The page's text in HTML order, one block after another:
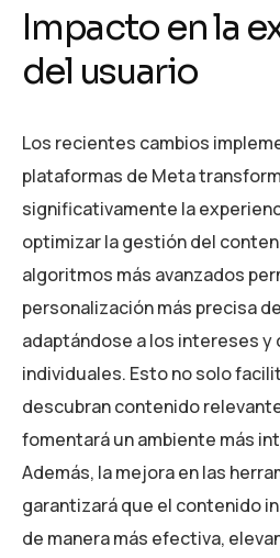
Impacto en la
del usuario
Los recientes cambios
plataformas de Meta
significativamente la
optimizar la gestión del
algoritmos más avanzados
personalización más precisa
adaptándose a los intereses
individuales. Esto no solo
descubran contenido
fomentará un ambiente más
Además, la mejora en las
garantizará que el contenido
de manera más efectiva,